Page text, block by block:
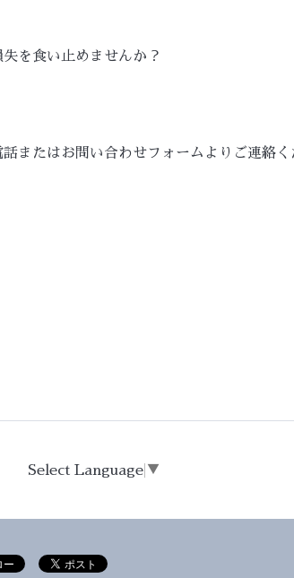
を食い止めませんか？
またはお問い合わせフォームよりご連絡く
Select Language ▼